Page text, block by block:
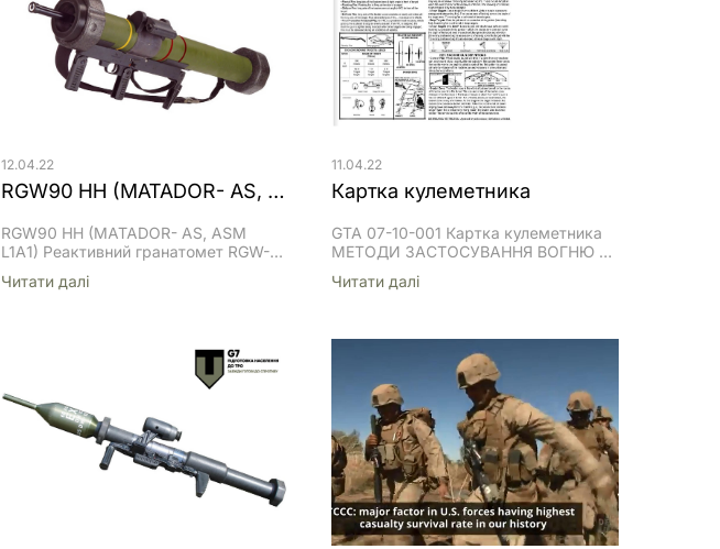
12.04.22
RGW90 HH (MATADOR- AS, ASM L1A1) (відео)
RGW90 HH (MATADOR- AS, ASM
L1A1) Реактивний гранатомет RGW-
тандемною БЧ та електронним
протитанковою БЧ та прицільним
Відео:https://youtu.be/CdnG64l8elw
ОГЛЯД СИСТЕМИ RGW90 HH —
ПРОТИТАНКОВА ЗБРОЯ
ОДНОРАЗОВОГО ВИКОРИСТАННЯ
БЕЗВІДКОТНА ГАРМАТА 90 мм
HEAT/HESH HEAT ПРОТИТАНКОВИЙ
Читати далi
11.04.22
Картка кулеметника
GTA 07-10-001 Картка кулеметника
МЕТОДИ ЗАСТОСУВАННЯ ВОГНЮ —
центр конусу розсіювання не
рівномірно похилою місцевістю
навідник може отримати максимум
600 метрів настильного вогню. —
Навісний вогонь: виникає, коли
небезпечний простір обмежений
зоною ураження.Навісний вогонь
також виникає при стрільбі на великі
[…]
Читати далi